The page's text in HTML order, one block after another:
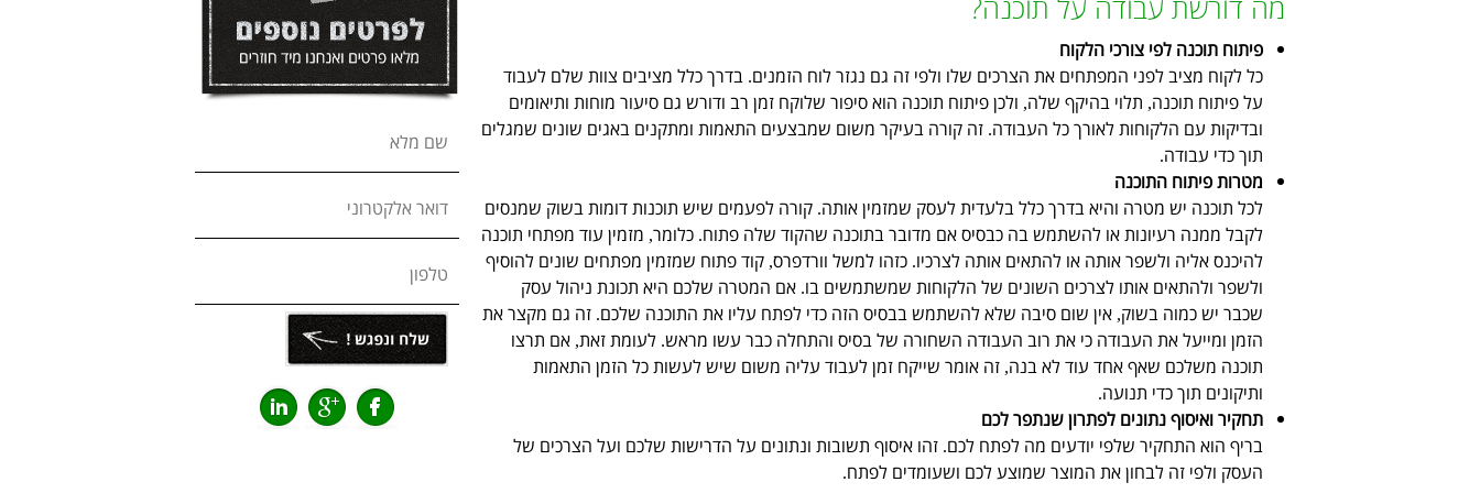
שם מלא
דואר אלקטרוני
טלפון
מה דורשת עבודה על תוכנה?
פיתוח תוכנה לפי צורכי הלקוח
כל לקוח מציב לפני המפתחים את הצרכים שלו ולפי זה גם נגזר לוח הזמנים. בדרך כלל מציבים צוות שלם לעבוד
על פיתוח תוכנה, תלוי בהיקף שלה, ולכן פיתוח תוכנה הוא סיפור שלוקח זמן רב ודורש גם סיעור מוחות ותיאומים
ובדיקות עם הלקוחות לאורך כל העבודה. זה קורה בעיקר משום שמבצעים התאמות ומתקנים באגים שונים שמגלים
תוך כדי עבודה.
מטרות פיתוח התוכנה
לכל תוכנה יש מטרה והיא בדרך כלל בלעדית לעסק שמזמין אותה. קורה לפעמים שיש תוכנות דומות בשוק שמנסים
לקבל ממנה רעיונות או להשתמש בה כבסיס אם מדובר בתוכנה שהקוד שלה פתוח. כלומר, מזמין עוד מפתחי תוכנה
להיכנס אליה ולשפר אותה או להתאים אותה לצרכיו. כזהו למשל וורדפרס, קוד פתוח שמזמין מפתחים שונים להוסיף
ולשפר ולהתאים אותו לצרכים השונים של הלקוחות שמשתמשים בו. אם המטרה שלכם היא תכונת ניהול עסק
שכבר יש כמוה בשוק, אין שום סיבה שלא להשתמש בבסיס הזה כדי לפתח עליו את התוכנה שלכם. זה גם מקצר את
הזמן ומייעל את העבודה כי את רוב העבודה השחורה של בסיס והתחלה כבר עשו מראש. לעומת זאת, אם תרצו
תוכנה משלכם שאף אחד עוד לא בנה, זה אומר שייקח זמן לעבוד עליה משום שיש לעשות כל הזמן התאמות
ותיקונים תוך כדי תנועה.
תחקיר ואיסוף נתונים לפתרון שנתפר לכם
בריף הוא התחקיר שלפי יודעים מה לפתח לכם. זהו איסוף תשובות ונתונים על הדרישות שלכם ועל הצרכים של
העסק ולפי זה לבחון את המוצר שמוצע לכם ושעומדים לפתח.